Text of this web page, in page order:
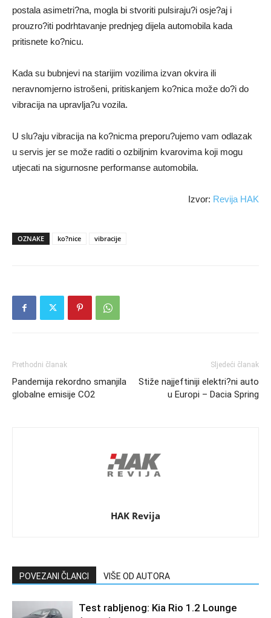
postala asimetri?na, mogla bi stvoriti pulsiraju?i osje?aj i
prouzro?iti podrhtavanje prednjeg dijela automobila kada
pritisnete ko?nicu.
Kada su bubnjevi na starijim vozilima izvan okvira ili
neravnomjerno istrošeni, pritiskanjem ko?nica može do?i do
vibracija na upravlja?u vozila.
U slu?aju vibracija na ko?nicma preporu?ujemo vam odlazak
u servis jer se može raditi o ozbiljnim kvarovima koji mogu
utjecati na sigurnosne performanse automobila.
Izvor: Revija HAK
OZNAKE ko?nice vibracije
Prethodni članak
Pandemija rekordno smanjila
globalne emisije CO2
Sljedeći članak
Stiže najjeftiniji elektri?ni auto
u Europi – Dacia Spring
HAK Revija
POVEZANI ČLANCI VIŠE OD AUTORA
Test rabljenog: Kia Rio 1.2 Lounge